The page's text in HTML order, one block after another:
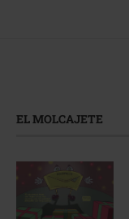
EL MOLCAJETE